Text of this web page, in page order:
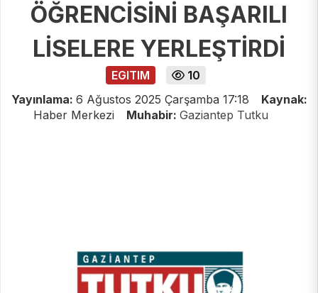
ÖĞRENCİSİNİ BAŞARILI
LİSELERE YERLEŞTİRDİ
EGITIM
10
Yayınlama: 6 Ağustos 2025 Çarşamba 17:18
Kaynak:
Haber Merkezi
Muhabir: Gaziantep Tutku